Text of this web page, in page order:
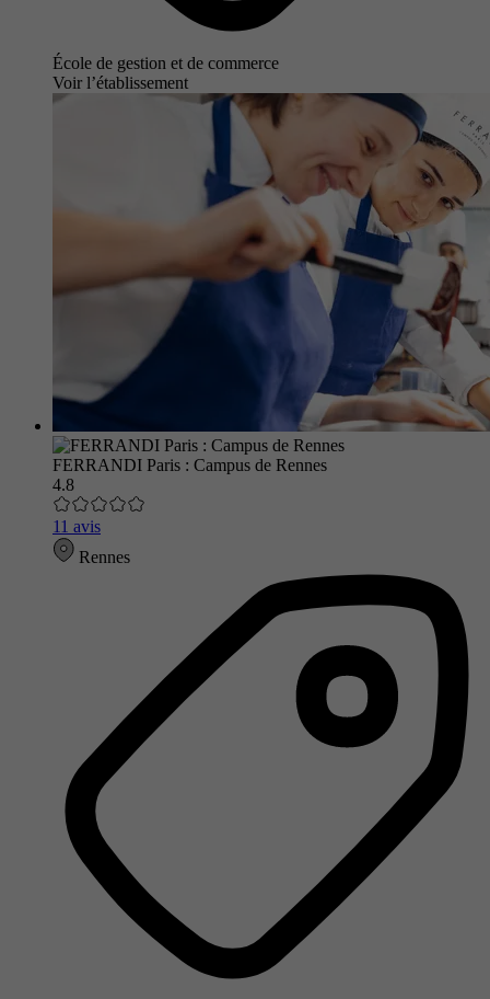
École de gestion et de commerce
Voir l’établissement
FERRANDI Paris : Campus de Rennes
4.8
11 avis
Rennes